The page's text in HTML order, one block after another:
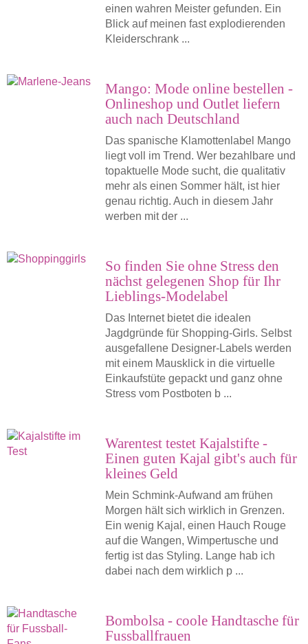
einen wahren Meister gefunden. Ein
Blick auf meinen fast explodierenden
Kleiderschrank ...
Mango: Mode online bestellen -
Onlineshop und Outlet liefern
auch nach Deutschland
Das spanische Klamottenlabel Mango
liegt voll im Trend. Wer bezahlbare und
topaktuelle Mode sucht, die qualitativ
mehr als einen Sommer hält, ist hier
genau richtig. Auch in diesem Jahr
werben mit der ...
So finden Sie ohne Stress den
nächst gelegenen Shop für Ihr
Lieblings-Modelabel
Das Internet bietet die idealen
Jagdgründe für Shopping-Girls. Selbst
ausgefallene Designer-Labels werden
mit einem Mausklick in die virtuelle
Einkaufstüte gepackt und ganz ohne
Stress vom Postboten b ...
Warentest testet Kajalstifte -
Einen guten Kajal gibt's auch für
kleines Geld
Mein Schmink-Aufwand am frühen
Morgen hält sich wirklich in Grenzen.
Ein wenig Kajal, einen Hauch Rouge
auf die Wangen, Wimpertusche und
fertig ist das Styling. Lange hab ich
dabei nach dem wirklich p ...
Bombolsa - coole Handtasche für
Fussballfrauen